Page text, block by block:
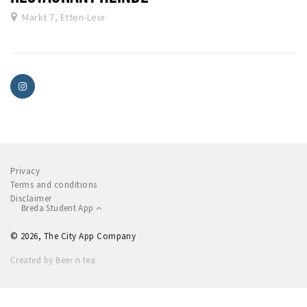
Markt 7, Etten-Leur
Privacy
Terms and conditions
Disclaimer
Breda Student App
© 2026, The City App Company
Created by Beer n tea